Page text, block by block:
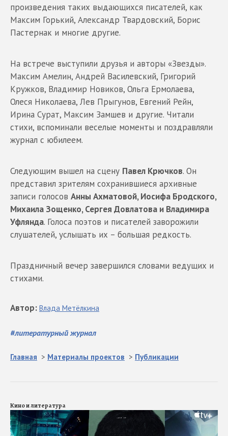
произведения таких выдающихся писателей, как
Максим Горький, Александр Твардовский, Борис
Пастернак и многие другие.
На встрече выступили друзья и авторы «Звезды».
Максим Амелин, Андрей Василевский, Григорий
Кружков, Владимир Новиков, Ольга Ермолаева,
Олеся Николаева, Лев Прыгунов, Евгений Рейн,
Ирина Сурат, Максим Замшев и другие. Читали
стихи, вспоминали веселые моменты и поздравляли
журнал с юбилеем.
Следующим вышел на сцену Павел Крючков. Он
представил зрителям сохранившиеся архивные
записи голосов Анны Ахматовой, Иосифа Бродского,
Михаила Зощенко, Сергея Довлатова и Владимира
Уфлянда. Голоса поэтов и писателей заворожили
слушателей, услышать их – большая редкость.
Праздничный вечер завершился словами ведущих и
стихами.
#литературный журнал
Автор: Влада Метёлкина
Главная > Материалы проектов > Публикации
Кино и литература